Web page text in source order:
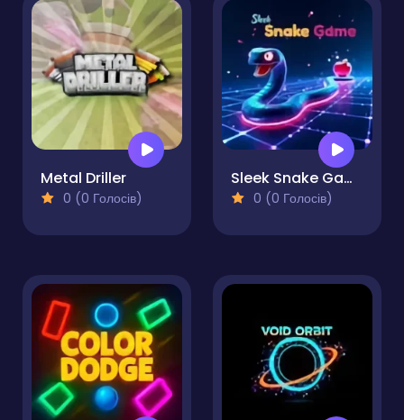
Metal Driller
0 (0 Голосів)
Sleek Snake Game
0 (0 Голосів)